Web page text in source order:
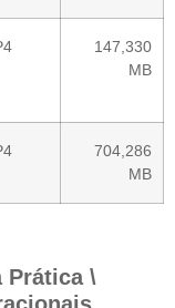
147,330
MB
704,286
MB
Prática \